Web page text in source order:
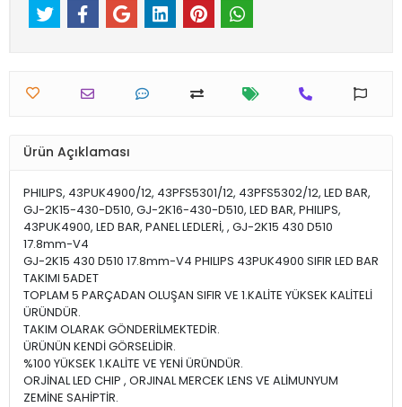
Ürün Açıklaması
PHILIPS, 43PUK4900/12, 43PFS5301/12, 43PFS5302/12, LED BAR,
GJ-2K15-430-D510, GJ-2K16-430-D510, LED BAR, PHILIPS,
43PUK4900, LED BAR, PANEL LEDLERİ, , GJ-2K15 430 D510
17.8mm-V4
GJ-2K15 430 D510 17.8mm-V4 PHILIPS 43PUK4900 SIFIR LED BAR
TAKIMI 5ADET
TOPLAM 5 PARÇADAN OLUŞAN SIFIR VE 1.KALİTE YÜKSEK KALİTELİ
ÜRÜNDÜR.
TAKIM OLARAK GÖNDERİLMEKTEDİR.
ÜRÜNÜN KENDİ GÖRSELİDİR.
%100 YÜKSEK 1.KALİTE VE YENİ ÜRÜNDÜR.
ORJİNAL LED CHIP , ORJINAL MERCEK LENS VE ALİMUNYUM
ZEMİNE SAHİPTİR.